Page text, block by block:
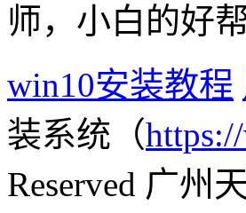
师，小白的好帮
win10安装教程
装系统（
Reserved 广州